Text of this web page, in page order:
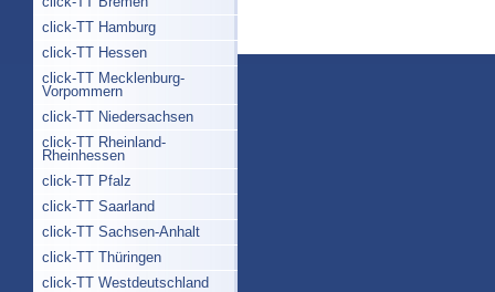
click-TT Hamburg
click-TT Hessen
click-TT Mecklenburg-
Vorpommern
click-TT Niedersachsen
click-TT Rheinland-
Rheinhessen
click-TT Pfalz
click-TT Saarland
click-TT Sachsen-Anhalt
click-TT Thüringen
click-TT Westdeutschland